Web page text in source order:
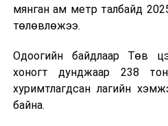
Сургалтыг танилцуулах
жишээнд суурилсан сургалт,
танилцах, онцгой нөхцөлд
онол, практик хосолсон
байна.
мянган ам метр талбайд
төлөвлөжээ.
Одоогийн байдлаар Төв
хоногт дунджаар 238
хуримтлагдсан лагийн
байна.